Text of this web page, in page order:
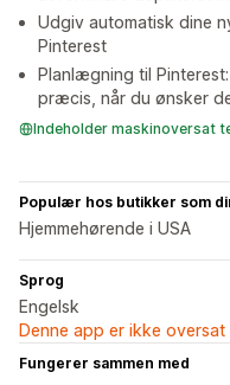
Udgiv automatisk dine
Pinterest
Planlægning til
præcis, når du ønsker
Indeholder maskinoversat
Populær hos butikker som
Hjemmehørende i USA
Sprog
Engelsk
Denne app er ikke oversat
Fungerer sammen med